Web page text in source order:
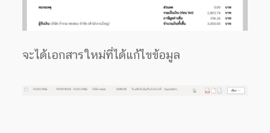
จะได้เอกสารใหม่ที่ได้แก้ไขข้อมูล